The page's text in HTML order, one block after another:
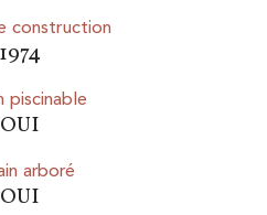
construction
1974
piscinable
OUI
arboré
OUI